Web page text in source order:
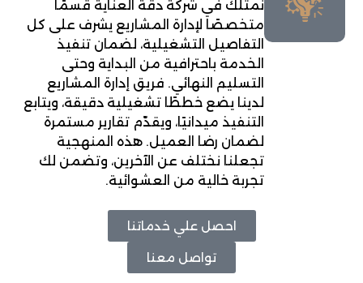
نمتلك في شركة دقة العناية قسمًا
متخصصًا لإدارة المشاريع يشرف على كل
التفاصيل التشغيلية، لضمان تنفيذ
الخدمة باحترافية من البداية وحتى
التسليم النهائي. فريق إدارة المشاريع
لدينا يضع خططًا تشغيلية دقيقة، ويتابع
التنفيذ ميدانيًا، ويقدّم تقارير مستمرة
لضمان رضا العميل. هذه المنهجية
تجعلنا نختلف عن الآخرين، وتضمن لك
تجربة خالية من العشوائية.
احصل علي خدماتنا
تواصل معنا